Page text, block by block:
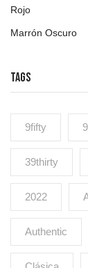
Rojo
Marrón Oscuro
TAGS
9fifty
39thirty
2022
Authentic